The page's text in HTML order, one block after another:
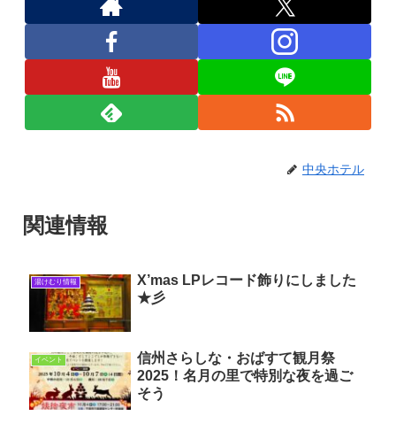
中央ホテル
関連情報
湯けむり情報
X’mas LPレコード飾りにしました
★彡
イベント
信州さらしな・おばすて観月祭
2025！名月の里で特別な夜を過ご
そう